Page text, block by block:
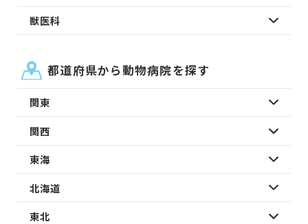
獣医科
都道府県から動物病院を探す
関東
関西
東海
北海道
東北